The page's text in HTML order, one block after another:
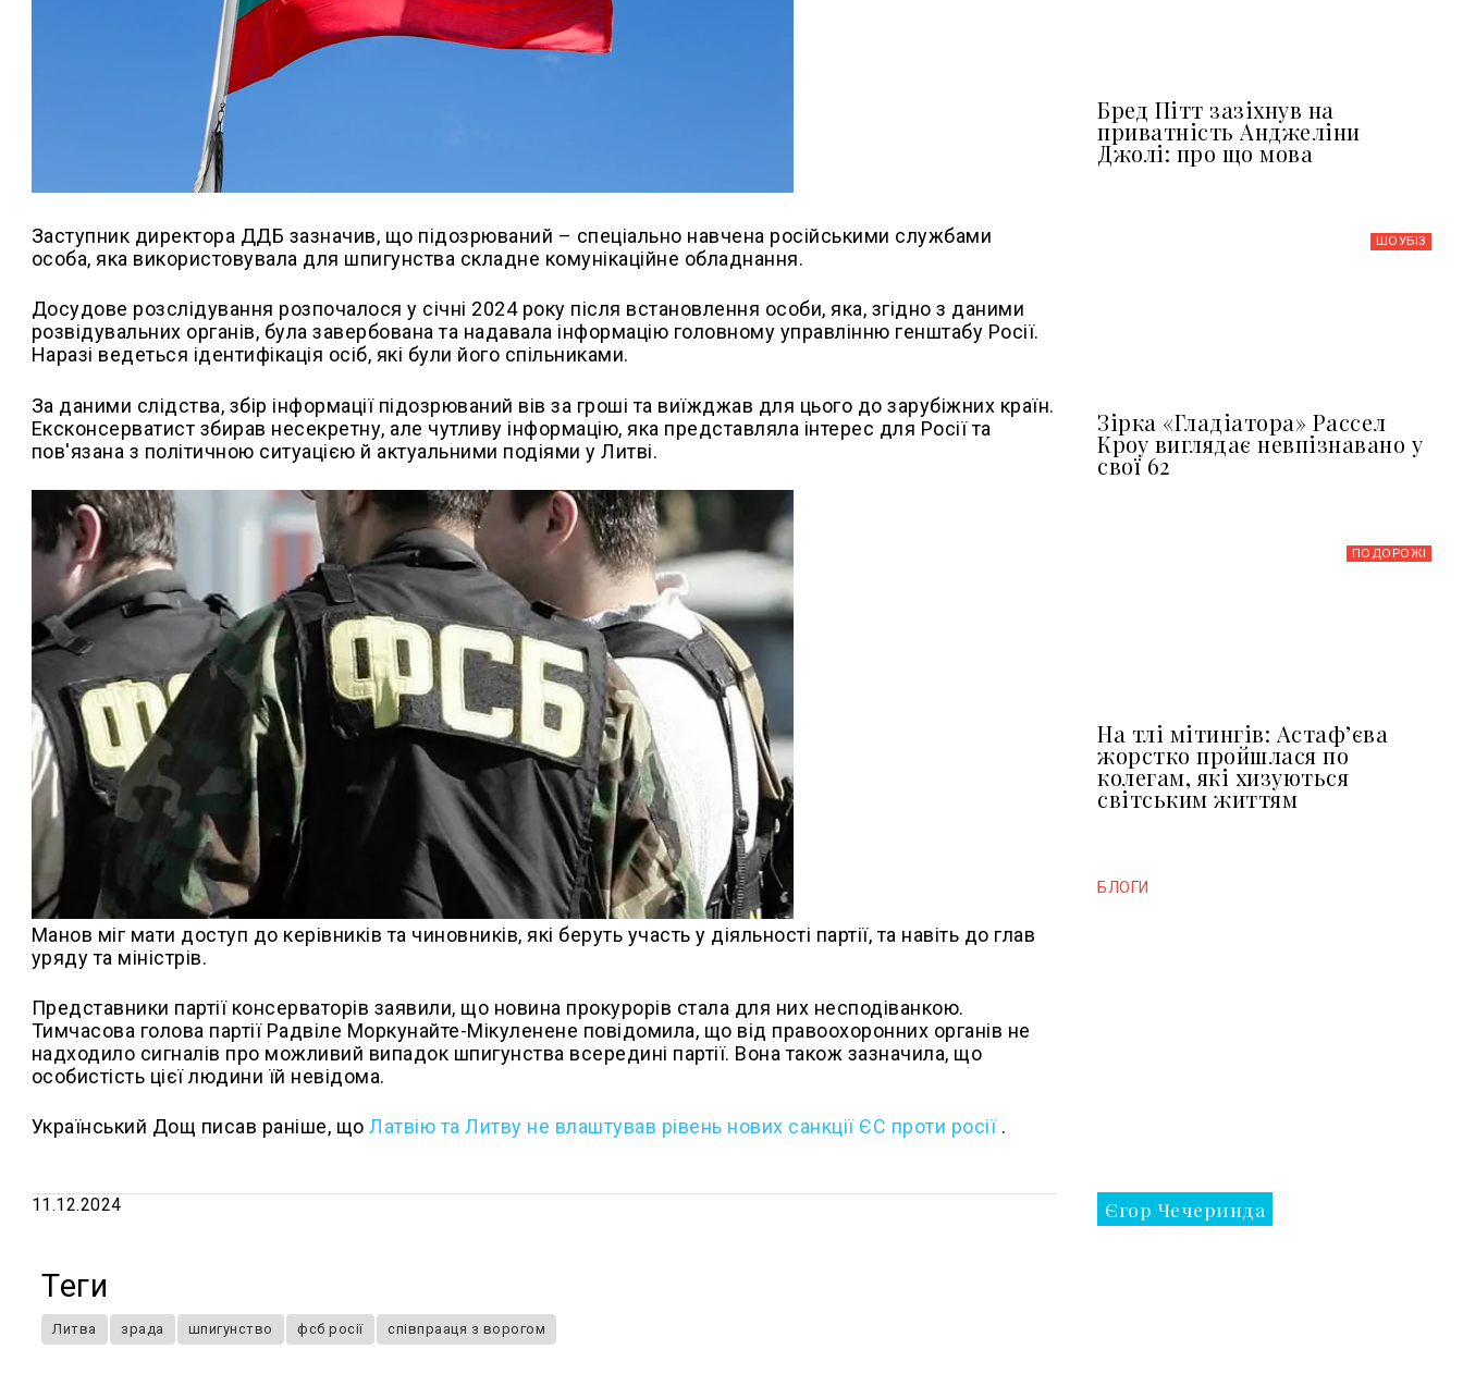
Заступник директора ДДБ зазначив, що підозрюваний – спеціально навчена російськими службами
особа, яка використовувала для шпигунства складне комунікаційне обладнання.
Досудове розслідування розпочалося у січні 2024 року після встановлення особи, яка, згідно з даними
розвідувальних органів, була завербована та надавала інформацію головному управлінню генштабу Росії.
Наразі ведеться ідентифікація осіб, які були його спільниками.
За даними слідства, збір інформації підозрюваний вів за гроші та виїжджав для цього до зарубіжних країн.
Ексконсерватист збирав несекретну, але чутливу інформацію, яка представляла інтерес для Росії та
пов'язана з політичною ситуацією й актуальними подіями у Литві.
Манов міг мати доступ до керівників та чиновників, які беруть участь у діяльності партії, та навіть до глав
уряду та міністрів.
Представники партії консерваторів заявили, що новина прокурорів стала для них несподіванкою.
Тимчасова голова партії Радвіле Моркунайте-Мікуленене повідомила, що від правоохоронних органів не
надходило сигналів про можливий випадок шпигунства всередині партії. Вона також зазначила, що
особистість цієї людини їй невідома.
Український Дощ писав раніше, щоЛатвію та Литву не влаштував рівень нових санкції ЄС проти росії .
11.12.2024
Теги
Литва зрада шпигунство фсб росії співпрааця з ворогом
Бред Пітт зазіхнув на
приватність Анджеліни
Джолі: про що мова
ШОУБIЗ
Зірка «Гладіатора» Рассел
Кроу виглядає невпізнавано у
свої 62
ПОДОРОЖІ
На тлі мітингів: Астафʼєва
жорстко пройшлася по
колегам, які хизуються
світським життям
БЛОГИ
Єгор Чечеринда